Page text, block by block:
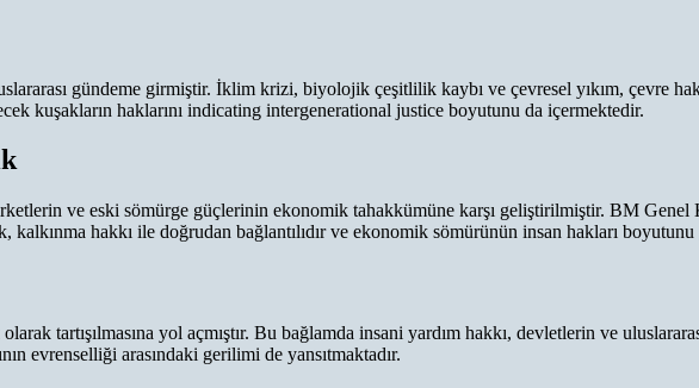
gündeme girmiştir. İklim krizi, biyolojik çeşitlilik kaybı ve çevresel yıkım, çevre
kuşakların haklarını indicating intergenerational justice boyutunu da içermektedir.
ve eski sömürge güçlerinin ekonomik tahakkümüne karşı geliştirilmiştir. BM Genel
hakkı ile doğrudan bağlantılıdır ve ekonomik sömürünün insan hakları boyutunu
tartışılmasına yol açmıştır. Bu bağlamda insani yardım hakkı, devletlerin ve
evrenselliği arasındaki gerilimi de yansıtmaktadır.